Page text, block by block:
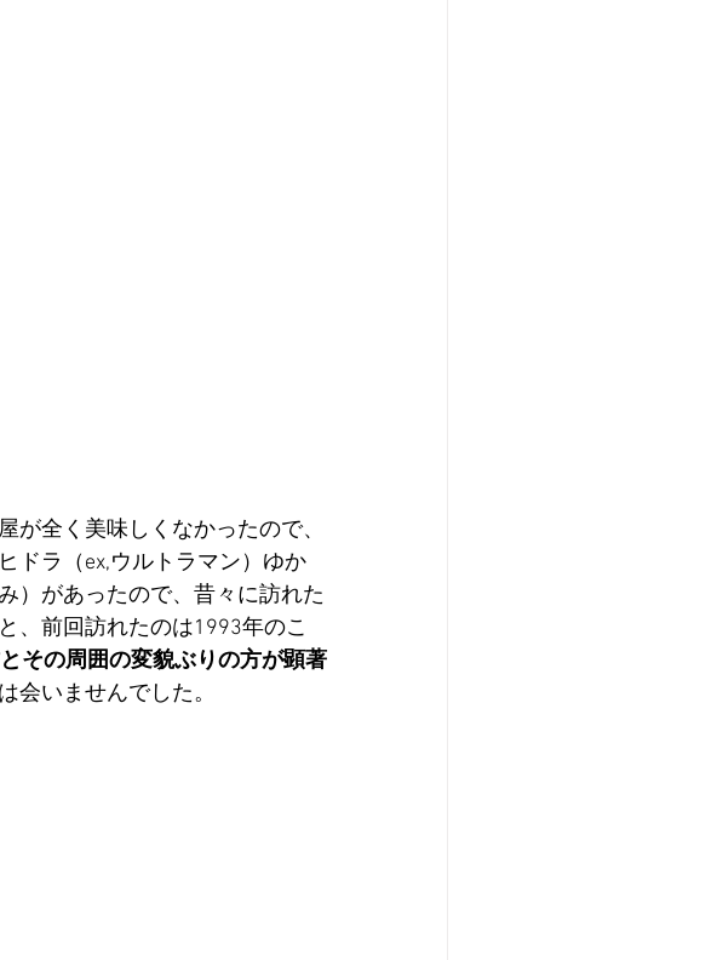
全く美味しくなかったので、
ドラ（ex,ウルトラマン）ゆか
）があったので、昔々に訪れた
、前回訪れたのは1993年のこ
その周囲の変貌ぶりの方が顕著
会いませんでした。